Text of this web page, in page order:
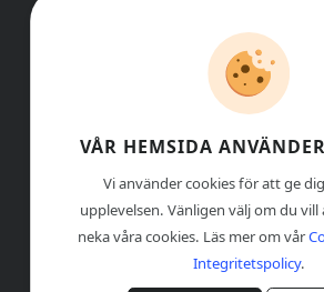
info@nordenhydraulic.se
Org-nr: 556531-8424
VÅR HEMSIDA
Vi använder cookies för att ge
upplevelsen. Vänligen välj om du vill
neka våra cookies. Läs mer om vår
Integritetspolicy.